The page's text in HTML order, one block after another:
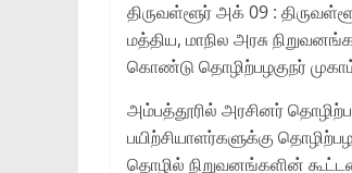
திருவள்ளூர் அக் 09 :
மத்திய, மாநில அரசு
கொண்டு தொழிற்பழகுநர்
அம்பத்தூரில் அரசினர்
பயிற்சியாளர்களுக்கு
தொழில் நிறுவனங்களின்